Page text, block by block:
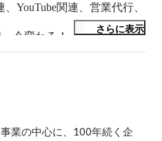
YouTube関連、営業代行、
今変わる！、悪口を言わな
に出る！
さらに表示
業の中心に、100年続く企